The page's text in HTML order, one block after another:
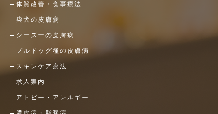
体質改善・食事療法
柴犬の皮膚病
シーズーの皮膚病
ブルドッグ種の皮膚病
スキンケア療法
求人案内
アトピー・アレルギー